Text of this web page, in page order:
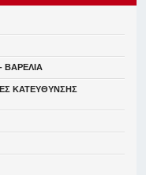
ΒΑΡΕΛΙΑ
ΚΑΤΕΥΘYΝΣΗΣ